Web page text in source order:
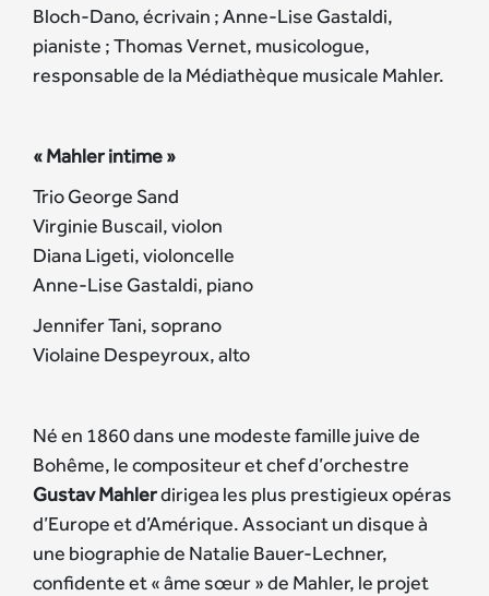
Bloch-Dano, écrivain ; Anne-Lise Gastaldi,
pianiste ; Thomas Vernet, musicologue,
responsable de la Médiathèque musicale Mahler.
« Mahler intime »
Trio George Sand
Virginie Buscail, violon
Diana Ligeti, violoncelle
Anne-Lise Gastaldi, piano
Jennifer Tani, soprano
Violaine Despeyroux, alto
Né en 1860 dans une modeste famille juive de
Bohême, le compositeur et chef d’orchestre
Gustav Mahlerdirigea les plus prestigieux opéras
d’Europe et d’Amérique. Associant un disque à
une biographie de Natalie Bauer-Lechner,
confidente et « âme sœur » de Mahler, le projet